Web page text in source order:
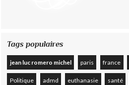
Tags populaires
jean luc romero michel paris france
Politique admd euthanasie santé